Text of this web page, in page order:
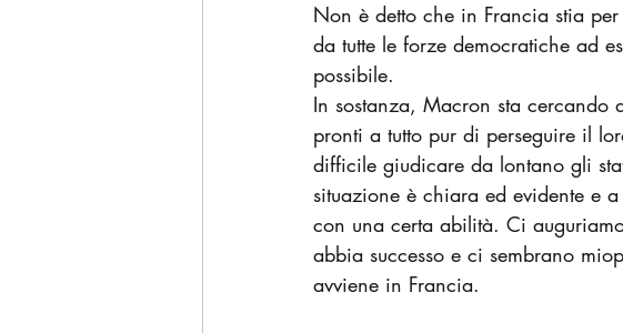
Non è detto che in Francia stia
da tutte le forze democratiche ad
possibile.
In sostanza, Macron sta cercando
pronti a tutto pur di perseguire il
difficile giudicare da lontano gli
situazione è chiara ed evidente e
con una certa abilità. Ci
abbia successo e ci sembrano
avviene in Francia.